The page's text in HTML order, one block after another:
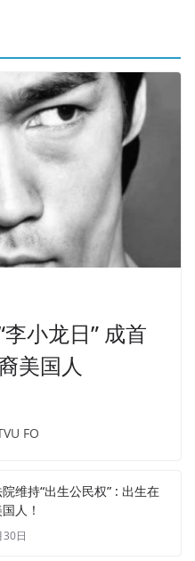
小龙日” 成首
美国人
FO
维持“出生公民权” : 出生在
人！
日